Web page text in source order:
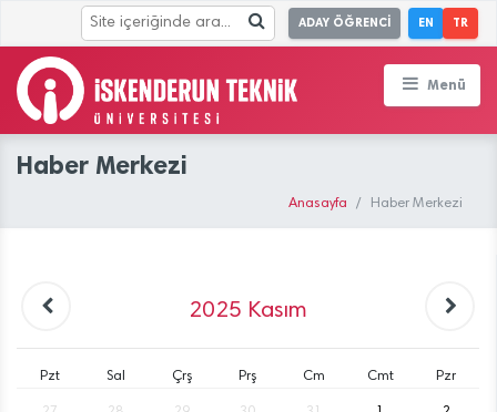
ADAY ÖĞRENCİ EN TR
Menü
Haber Merkezi
Anasayfa Haber Merkezi
2025 Kasım
Pzt Sal Çrş Prş Cm Cmt Pzr